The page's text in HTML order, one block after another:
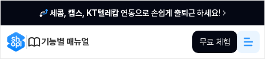
세콤, 캡스, KT텔레캅연동으로 손쉽게 출퇴근 하세요!
기능별 매뉴얼 무료 체험